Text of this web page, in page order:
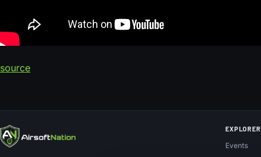
source
EXPLORER
Events